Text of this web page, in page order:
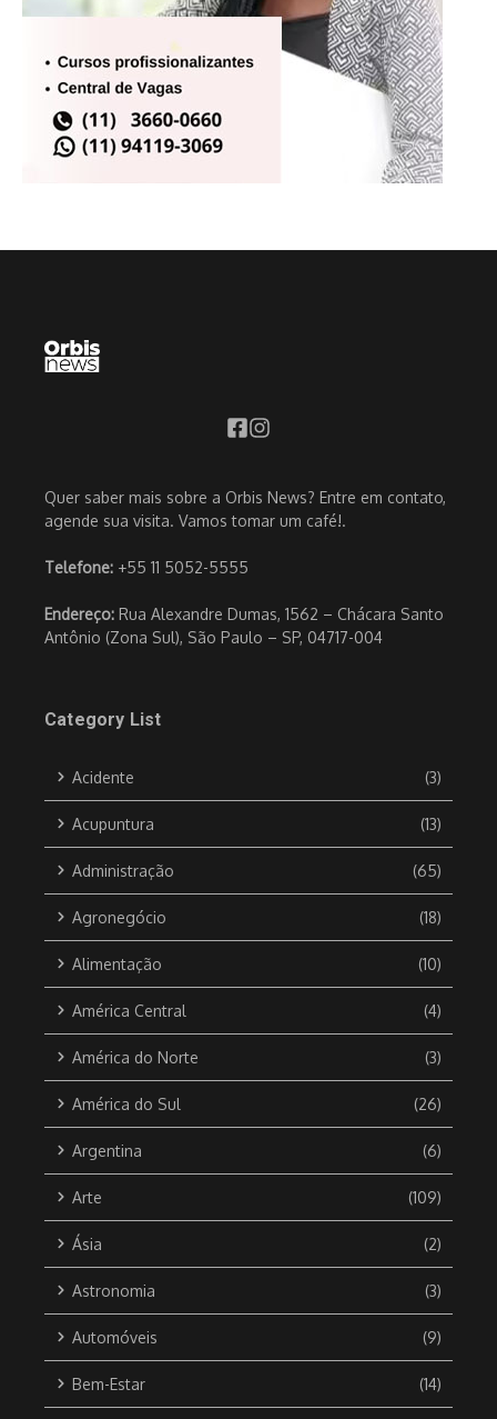
Quer saber mais sobre a Orbis News? Entre em contato,
agende sua visita. Vamos tomar um café!.
Telefone: +55 11 5052-5555
Endereço: Rua Alexandre Dumas, 1562 – Chácara Santo
Antônio (Zona Sul), São Paulo – SP, 04717-004
Category List
Acidente (3)
Acupuntura (13)
Administração (65)
Agronegócio (18)
Alimentação (10)
América Central (4)
América do Norte (3)
América do Sul (26)
Argentina (6)
Arte (109)
Ásia (2)
Astronomia (3)
Automóveis (9)
Bem-Estar (14)